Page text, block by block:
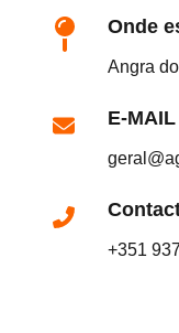
Onde
Angra
E-MAIL​
+351